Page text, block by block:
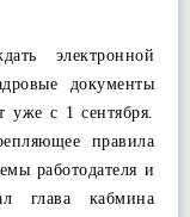
электронной
документы
уже с 1 сентября.
правила
работодателя и
глава кабмина